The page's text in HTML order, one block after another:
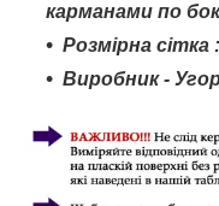
карманами по
Розмірна сітка
Виробник -